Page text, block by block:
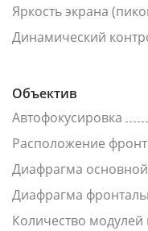
Яркость экрана
Динамический
Объектив
Автофокусировка
Расположение
Диафрагма
Диафрагма
Количество